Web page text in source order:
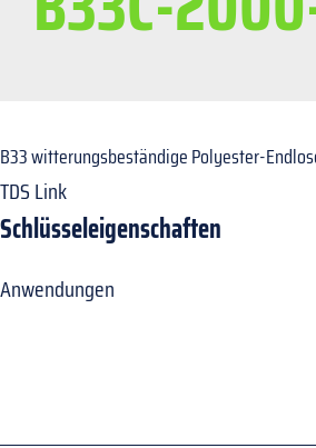
B33 witterungsbeständige Polyester-
TDS Link
Schlüsseleigenschaften
Anwendungen